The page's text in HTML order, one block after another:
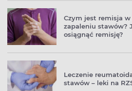
Czym jest remisja
zapaleniu stawów?
osiągnąć remisję?
Leczenie
stawów – leki na